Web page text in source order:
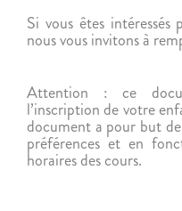
Si vous êtes
nous vous invitons à
Attention : ce
l’inscription de votre
document a pour but
préférences et en
horaires des cours.